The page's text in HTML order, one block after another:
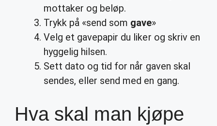
mottaker og beløp.
Trykk på «send som gave»
Velg et gavepapir du liker og skriv en
hyggelig hilsen.
Sett dato og tid for når gaven skal
sendes, eller send med en gang.
Hva skal man kjøpe